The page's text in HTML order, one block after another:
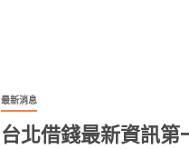
最新消息
台北借錢最新資訊